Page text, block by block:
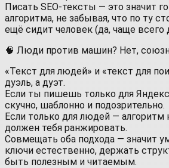
Писать SEO-тексты — это значит
алгоритма, не забывая, что по ту
ещё сидит человек (да, чаще всего
🧠 Люди против машин? Нет,
«Текст для людей» и «текст для
дуэль, а дуэт.
Если ты пишешь только для
скучно, шаблонно и подозрительно.
Если только для людей — алгоритм
должен тебя ранжировать.
Совмещать оба подхода — значит
ключи естественно, держать
быть полезным и читаемым.